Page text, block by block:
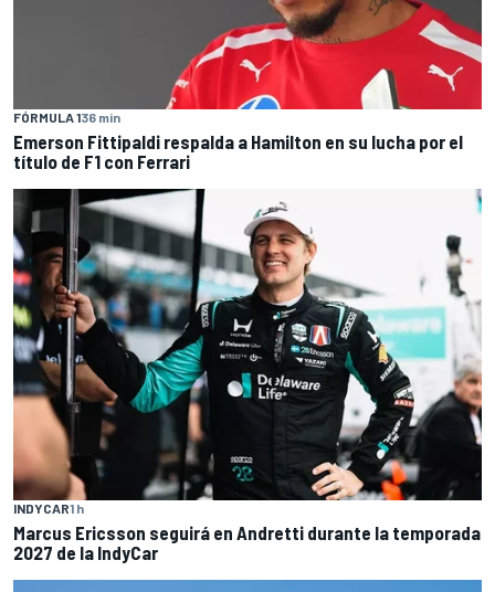
FÓRMULA 136 min
Emerson Fittipaldi respalda a Hamilton en su lucha por el
título de F1 con Ferrari
INDYCAR1 h
Marcus Ericsson seguirá en Andretti durante la temporada
2027 de la IndyCar